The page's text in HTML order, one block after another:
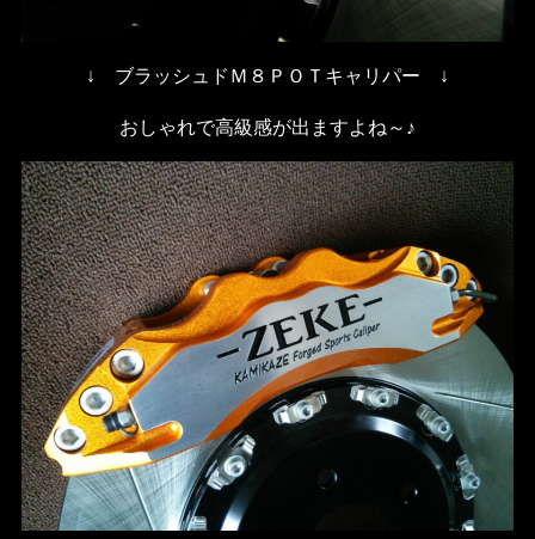
↓ ブラッシュドＭ８ＰＯＴキャリパー ↓
おしゃれで高級感が出ますよね～♪